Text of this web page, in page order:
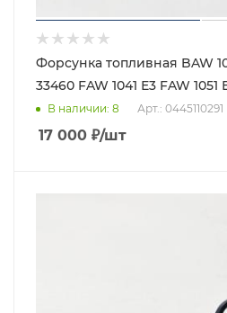
Форсунка топливная BAW
33460 FAW 1041 Е3 FAW 1051
В наличии: 8 Арт.: 0445110291
17 000 ₽/шт